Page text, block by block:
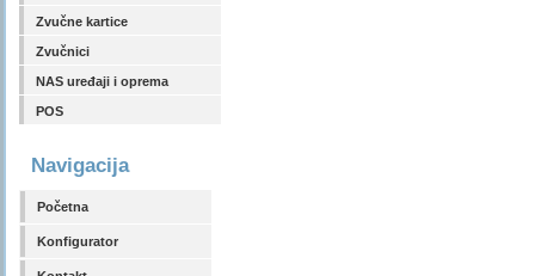
Zvučne kartice
Zvučnici
NAS uređaji i oprema
POS
Navigacija
Početna
Konfigurator